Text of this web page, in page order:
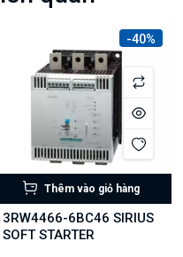
-40%
Thêm vào giỏ hàng
3RW4466-6BC46 SIRIUS
SOFT STARTER